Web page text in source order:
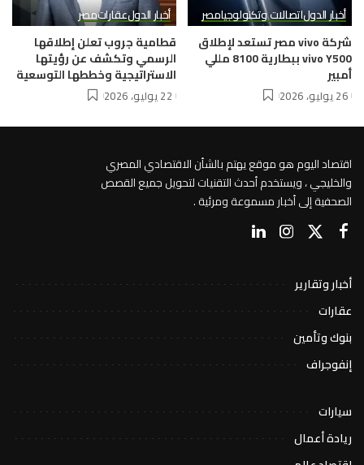
أخبار الدولاتصالات وتكنولوجيامصر
شركة vivo مصر تستعد لإطلاق
vivo Y500 ببطارية 8100 مللي
أمبير
26 يوليو، 2026
أخبار الدولعقاراتمصر
قطامية جروب تعلن إطلاقها
الرسمي وتكشف عن رؤيتها
الاستراتيجية وخططها التوسعية
22 يوليو، 2026
اقتصاد اليوم هو موقع يهتم بالشأن الاقتصادي المصري
والخليجي ، ويستخدم أحدث التقنيات لتحويل جميع القصص
الصحفية إلى أخبار مسموعة ومرئية .
أخبار وتقارير
عقارات
بنوك وتأمين
إنفوجراف
سيارات
ريادة أعمال